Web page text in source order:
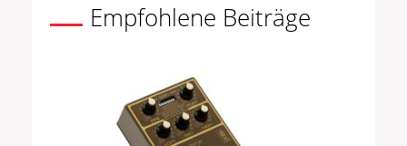
Empfohlene Beiträge